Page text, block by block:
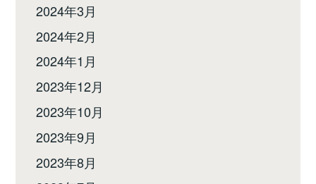
2024年3月
2024年2月
2024年1月
2023年12月
2023年10月
2023年9月
2023年8月